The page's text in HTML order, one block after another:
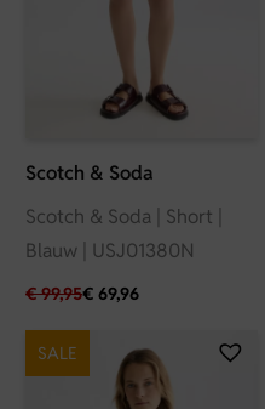
Scotch & Soda
Scotch & Soda | Short |
Blauw | USJ01380N
€99,95€ 69,96
SALE